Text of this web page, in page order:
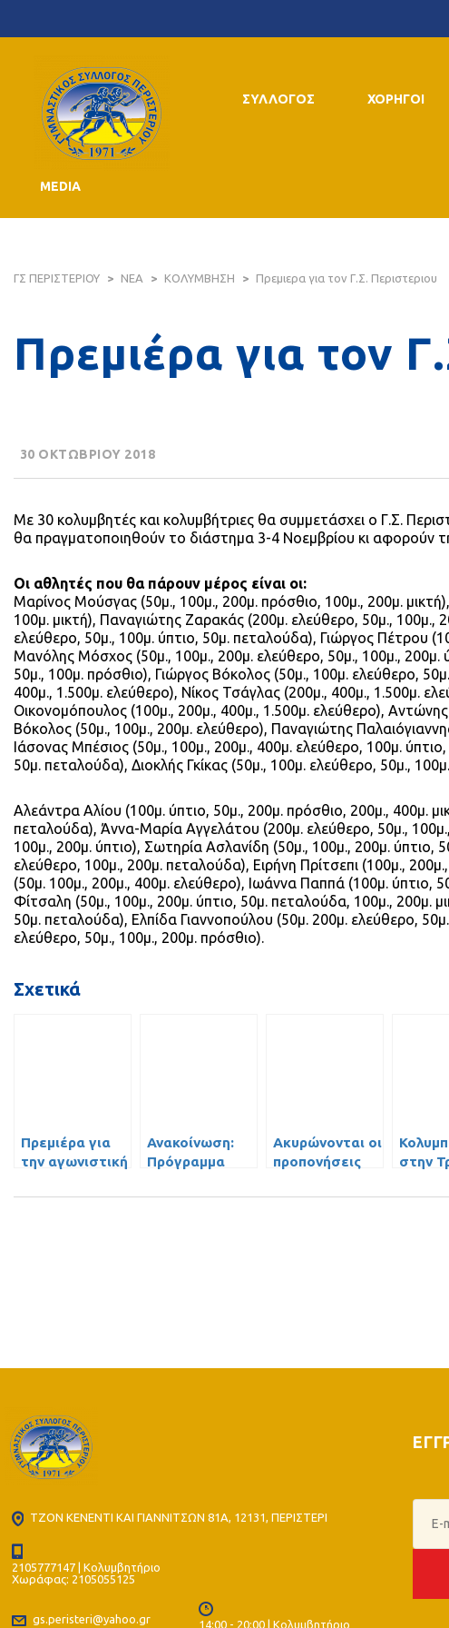
ΣΥΛΛΟΓΟΣ ΧΟΡΗΓΟΙ
MEDIA
ΓΣ ΠΕΡΙΣΤΕΡΙΟΥ > ΝΕΑ > ΚΟΛΥΜΒΗΣΗ > Πρεμιερα για τον Γ.Σ. Περιστεριου
Πρεμιέρα για τον
30 ΟΚΤΩΒΡΙΟΥ 2018
Με 30 κολυμβητές και κολυμβήτριες θα συμμετάσχει ο Γ.Σ.
θα πραγματοποιηθούν το διάστημα 3-4 Νοεμβρίου κι αφορούν
Οι αθλητές που θα πάρουν μέρος είναι οι:
Μαρίνος Μούσγας (50μ., 100μ., 200μ. πρόσθιο, 100μ., 200μ.
100μ. μικτή), Παναγιώτης Ζαρακάς (200μ. ελεύθερο, 50μ.,
ελεύθερο, 50μ., 100μ. ύπτιο, 50μ. πεταλούδα), Γιώργος Πέτρου
Μανόλης Μόσχος (50μ., 100μ., 200μ. ελεύθερο, 50μ., 100μ.,
50μ., 100μ. πρόσθιο), Γιώργος Βόκολος (50μ., 100μ. ελεύθερο,
400μ., 1.500μ. ελεύθερο), Νίκος Τσάγλας (200μ., 400μ., 1.500μ.
Οικονομόπουλος (100μ., 200μ., 400μ., 1.500μ. ελεύθερο),
Βόκολος (50μ., 100μ., 200μ. ελεύθερο), Παναγιώτης
Ιάσονας Μπέσιος (50μ., 100μ., 200μ., 400μ. ελεύθερο, 100μ.
50μ. πεταλούδα), Διοκλής Γκίκας (50μ., 100μ. ελεύθερο, 50μ.,
Αλεάντρα Αλίου (100μ. ύπτιο, 50μ., 200μ. πρόσθιο, 200μ., 400μ.
πεταλούδα), Άννα-Μαρία Αγγελάτου (200μ. ελεύθερο, 50μ.,
100μ., 200μ. ύπτιο), Σωτηρία Ασλανίδη (50μ., 100μ., 200μ.
ελεύθερο, 100μ., 200μ. πεταλούδα), Ειρήνη Πρίτσεπι (100μ.,
(50μ. 100μ., 200μ., 400μ. ελεύθερο), Ιωάννα Παππά (100μ. ύπτιο,
Φίτσαλη (50μ., 100μ., 200μ. ύπτιο, 50μ. πεταλούδα, 100μ., 200μ.
50μ. πεταλούδα), Ελπίδα Γιαννοπούλου (50μ. 200μ. ελεύθερο,
ελεύθερο, 50μ., 100μ., 200μ. πρόσθιο).
Σχετικά
Πρεμιέρα για
την αγωνιστική
ΓΣΠ!
Ανακοίνωση:
Πρόγραμμα
Ακυρώνονται οι
προπονήσεις
στην
ΤΖΟΝ ΚΕΝΕΝΤΙ ΚΑΙ ΓΙΑΝΝΙΤΣΩΝ 81Α, 12131, ΠΕΡΙΣΤΕΡΙ
2105777147 | Κολυμβητήριο
Χωράφας: 2105055125
gs.peristeri@yahoo.gr 14:00 - 20:00 | Κολυμβητήριο